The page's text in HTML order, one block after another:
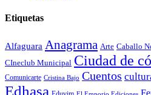
Etiquetas
Alfaguara Anagrama Arte Caballo
CIneclub Municipal Ciudad de
Comunicarte Cristina Bajo Cuentos
Edhasa